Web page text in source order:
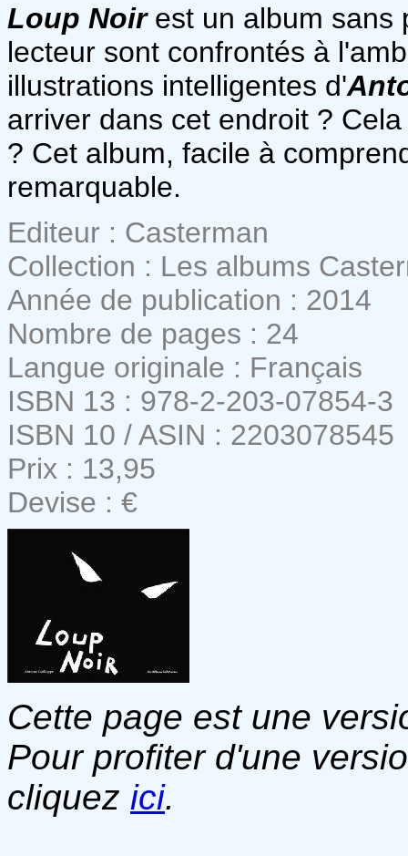
Loup Noirest un album sans
lecteur sont confrontés à
illustrations intelligentes d'
arriver dans cet endroit ?
? Cet album, facile à
remarquable.
Editeur : Casterman
Collection : Les albums
Année de publication : 2014
Nombre de pages : 24
Langue originale : Français
ISBN 13 : 978-2-203-07854-3
ISBN 10 / ASIN : 2203078545
Prix : 13,95
Devise : €
Cette page est une
Pour profiter d'une
cliquez ici.